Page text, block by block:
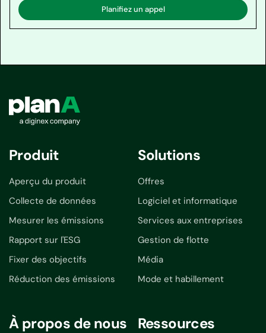
Planifiez un appel
Produit
Aperçu du produit
Collecte de données
Mesurer les émissions
Rapport sur l'ESG
Fixer des objectifs
Réduction des émissions
Solutions
Offres
Logiciel et informatique
Services aux entreprises
Gestion de flotte
Média
Mode et habillement
À propos de nous Ressources